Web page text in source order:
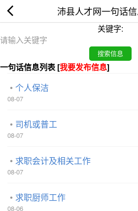
沛县人才网一句话
关键字:
一句话信息列表 [我要发布信息]
个人保洁
08-07
司机或普工
08-07
求职会计及相关工作
08-07
求职厨师工作
08-06